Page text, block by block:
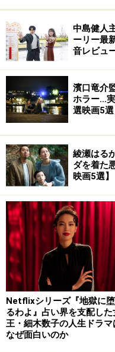
当時の地方の高校生達
ていたか、などが分か
感じられるところ、今
ょっと古く感じるとこ
深く観られました。
作品のテーマとしては
えがいかに広まってい
少し固く小難しいもの
春や恋愛を通じて描く
百合さん、浜田光夫さ
い青春映画の佳作とし
中島健人
ーリー最
音レビュ
濱口竜介
ホラー…
選映画5選
綾瀬はる
ダを着た
映画5選】
Netflixシリーズ『地獄に
るわよ』占い界を支配した
王・細木数子の人生ドラマ
なぜ面白いのか